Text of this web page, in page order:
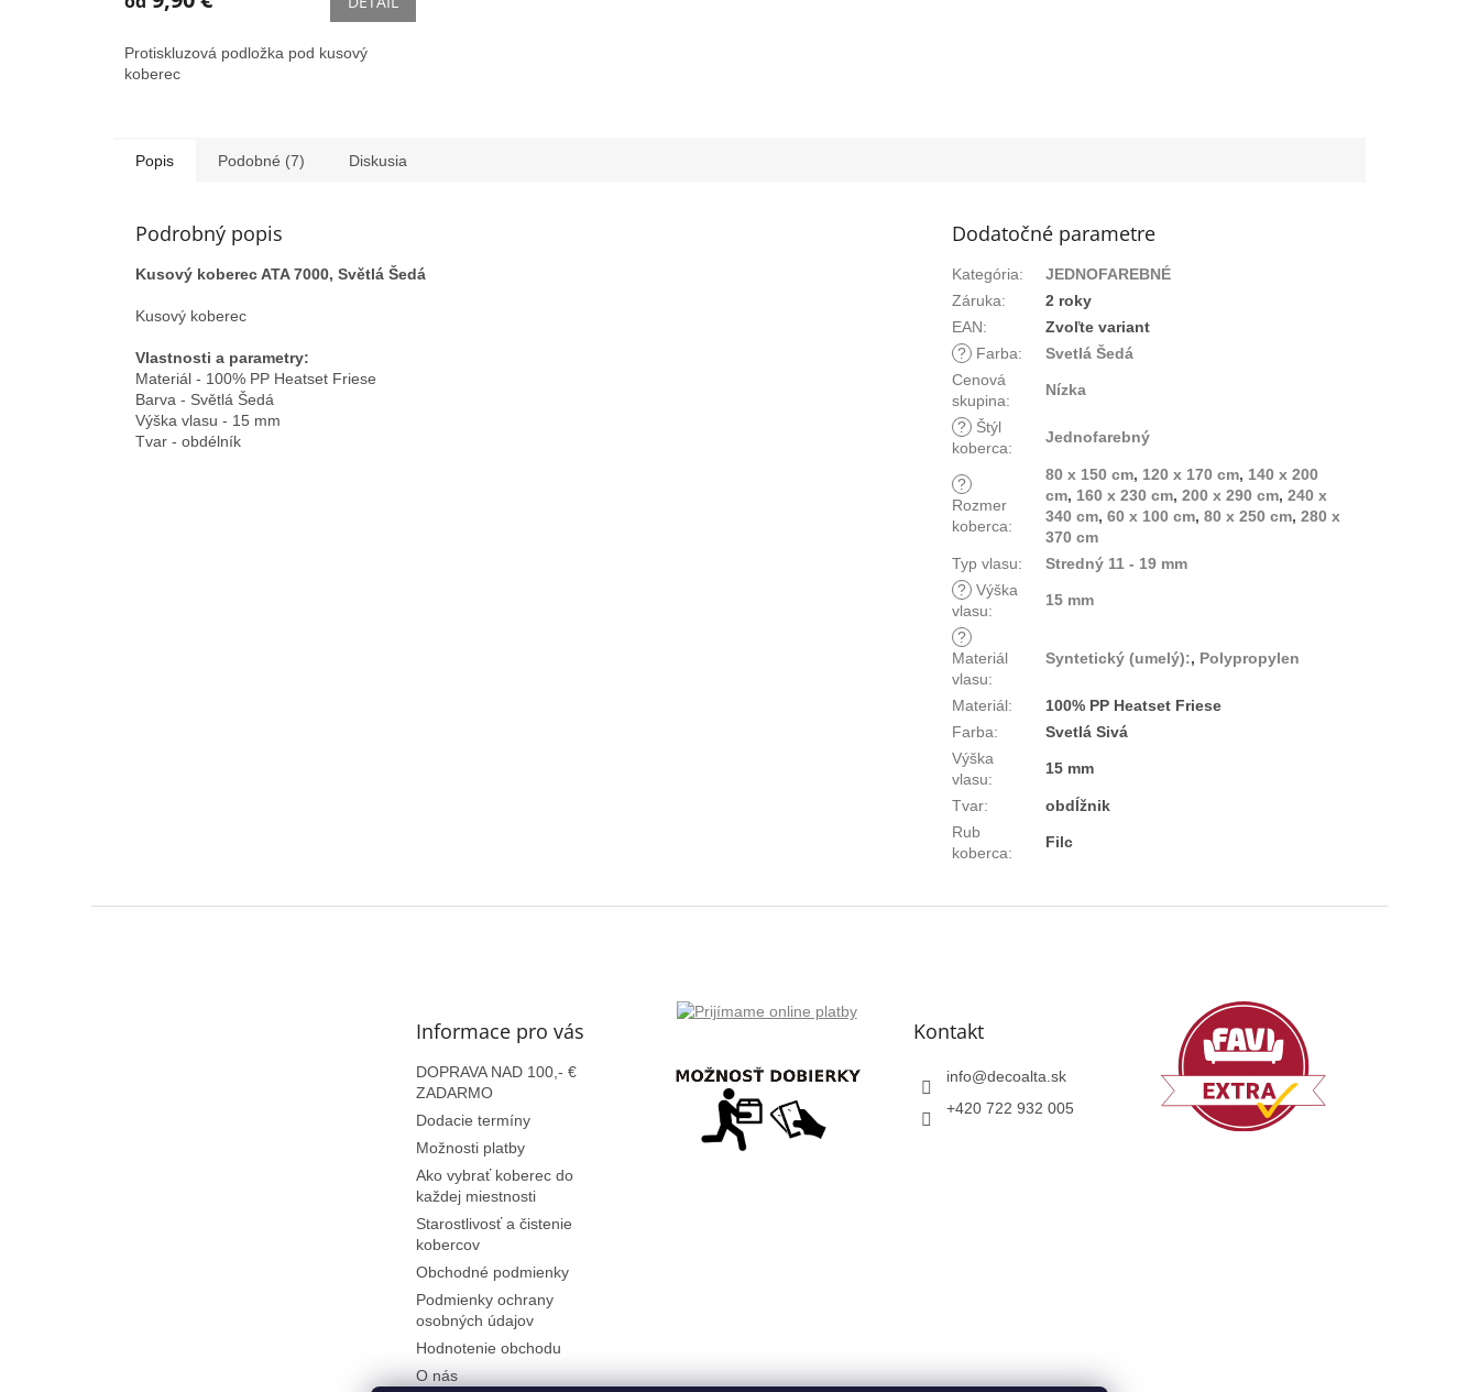
Protiskluzová podložka pod kusový
koberec
Popis Podobné (7) Diskusia
Podrobný popis
Kusový koberec ATA 7000, Světlá Šedá
Kusový koberec
Vlastnosti a parametry:
Materiál - 100% PP Heatset Friese
Barva - Světlá Šedá
Výška vlasu - 15 mm
Tvar - obdélník
Dodatočné parametre
Kategória:
JEDNOFAREBNÉ
Záruka:
2 roky
EAN:
Zvoľte variant
?
Farba:
Svetlá Šedá
Cenová
skupina:
Nízka
?
Štýl
koberca:
Jednofarebný
?
Rozmer
koberca:
80 x 150 cm, 120 x 170 cm, 140 x 200
cm, 160 x 230 cm,200 x 290 cm,240 x
340 cm,60 x 100 cm,80 x 250 cm,280 x
370 cm
Typ vlasu:
Stredný 11 - 19 mm
? Výška
vlasu:
15 mm
?
Materiál
vlasu:
Syntetický (umelý):, Polypropylen
Materiál:
100% PP Heatset Friese
Farba:
Svetlá Sivá
Výška
vlasu:
15 mm
Tvar:
obdĺžnik
Rub
koberca:
Filc
Informace pro vás
DOPRAVA NAD 100,- €
ZADARMO
Dodacie termíny
Možnosti platby
Ako vybrať koberec do
každej miestnosti
Starostlivosť a čistenie
kobercov
Obchodné podmienky
Podmienky ochrany
osobných údajov
Hodnotenie obchodu
O nás
Kontakt
info@decoalta.sk
+420 722 932 005